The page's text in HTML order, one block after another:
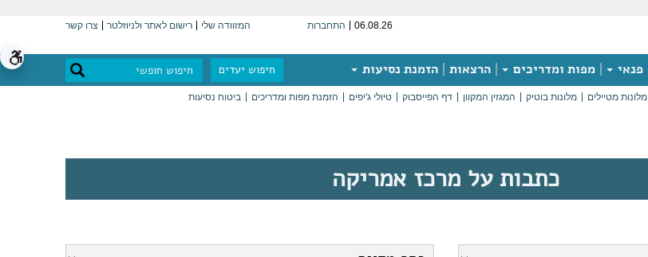
06.08.26 התחברות המזוודה שלי רישום לאתר ולניוזלטר צרו קשר
פנאי מפות ומדריכים הרצאות הזמנת נסיעות חיפוש יעדים
מלונות מטיילים מלונות בוטיק המגזין המקוון דף הפייסבוק טיולי ג'יפים הזמנת מפות ומדריכים ביטוח נסיעות
כתבות על מרכז אמריקה